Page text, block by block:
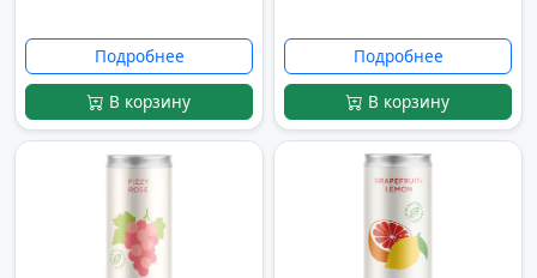
Подробнее
В корзину
Подробнее
В корзину